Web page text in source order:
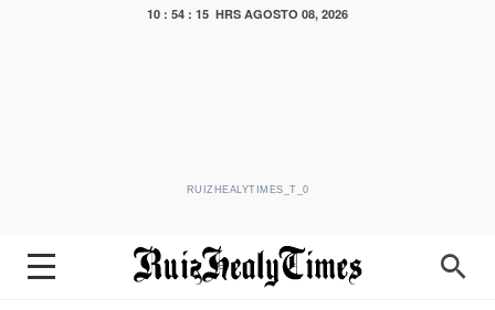
10 : 54 : 17 HRS AGOSTO 08, 2026
RUIZHEALYTIMES_T_0